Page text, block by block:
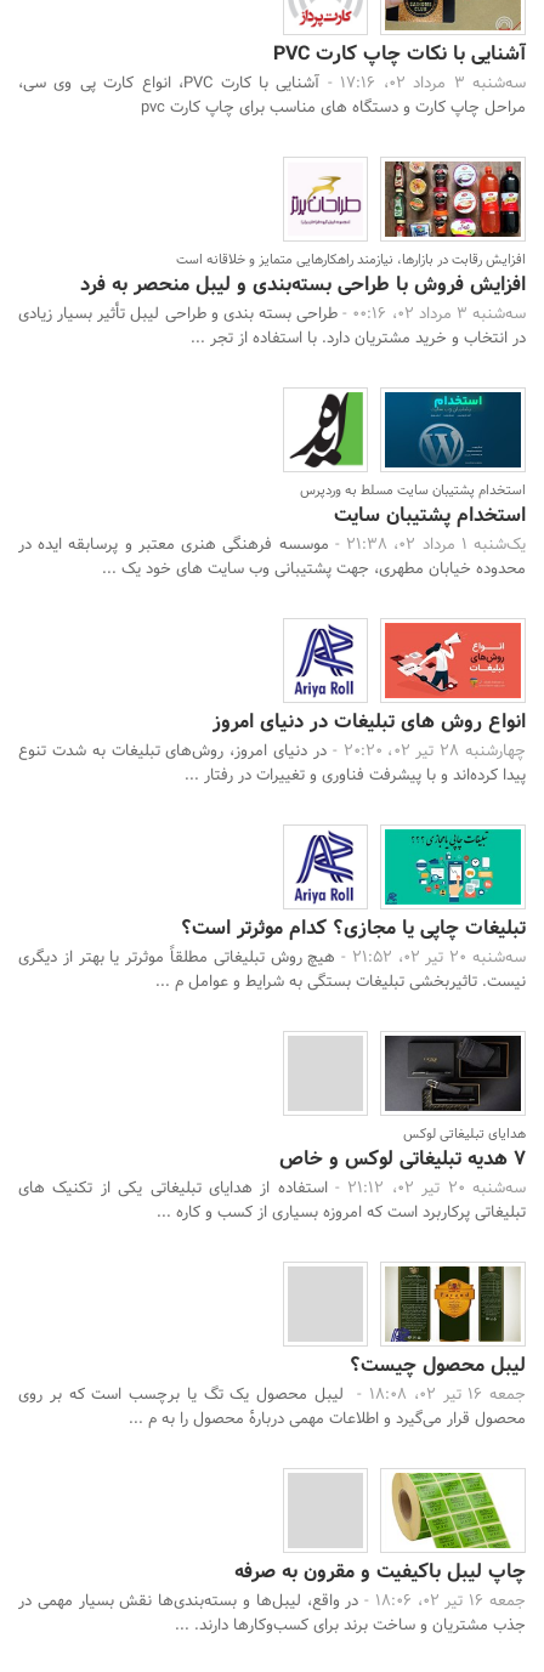
آشنایی با نکات چاپ کارت PVC
سه‌شنبه 3 مرداد 02، 17:16 -
آشنایی با کارت PVC، انواع کارت پی وی سی،
مراحل چاپ کارت و دستگاه های مناسب برای چاپ کارت pvc
افزایش رقابت در بازارها، نیازمند راهکارهایی متمایز و خلاقانه است
افزایش فروش با طراحی بسته‌بندی و لیبل منحصر به فرد
سه‌شنبه 3 مرداد 02، 00:16 -
طراحی بسته بندی و طراحی لیبل تأثیر بسیار زیادی
در انتخاب و خرید مشتریان دارد. با استفاده از تجر ...
استخدام پشتیبان سایت مسلط به وردپرس
استخدام پشتیبان سایت
یک‌شنبه 1 مرداد 02، 21:38 -
موسسه فرهنگی هنری معتبر و پرسابقه ایده در
محدوده خیابان مطهری، جهت پشتیبانی وب سایت های خود یک ...
انواع روش های تبلیغات در دنیای امروز
چهارشنبه 28 تیر 02، 20:20 -
در دنیای امروز، روش‌های تبلیغات به شدت تنوع
پیدا کرده‌اند و با پیشرفت فناوری و تغییرات در رفتار ...
تبلیغات چاپی یا مجازی؟ کدام موثرتر است؟
سه‌شنبه 20 تیر 02، 21:52 -
هیچ روش تبلیغاتی مطلقاً موثرتر یا بهتر از دیگری
نیست. تاثیربخشی تبلیغات بستگی به شرایط و عوامل م ...
هدایای تبلیغاتی لوکس
7 هدیه تبلیغاتی لوکس و خاص
سه‌شنبه 20 تیر 02، 21:12 -
استفاده از هدایای تبلیغاتی یکی از تکنیک های
تبلیغاتی پرکاربرد است که امروزه بسیاری از کسب و کاره ...
لیبل محصول چیست؟
جمعه 16 تیر 02، 18:08 -
لیبل محصول یک تگ یا برچسب است که بر روی
محصول قرار می‌گیرد و اطلاعات مهمی دربارهٔ محصول را به م ...
چاپ لیبل باکیفیت و مقرون ‌به ‌صرفه
جمعه 16 تیر 02، 18:06 -
در واقع، لیبل‌ها و بسته‌بندی‌ها نقش بسیار مهمی در
جذب مشتریان و ساخت برند برای کسب‌وکارها دارند. ...